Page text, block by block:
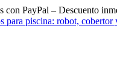
PayPal – Descuento